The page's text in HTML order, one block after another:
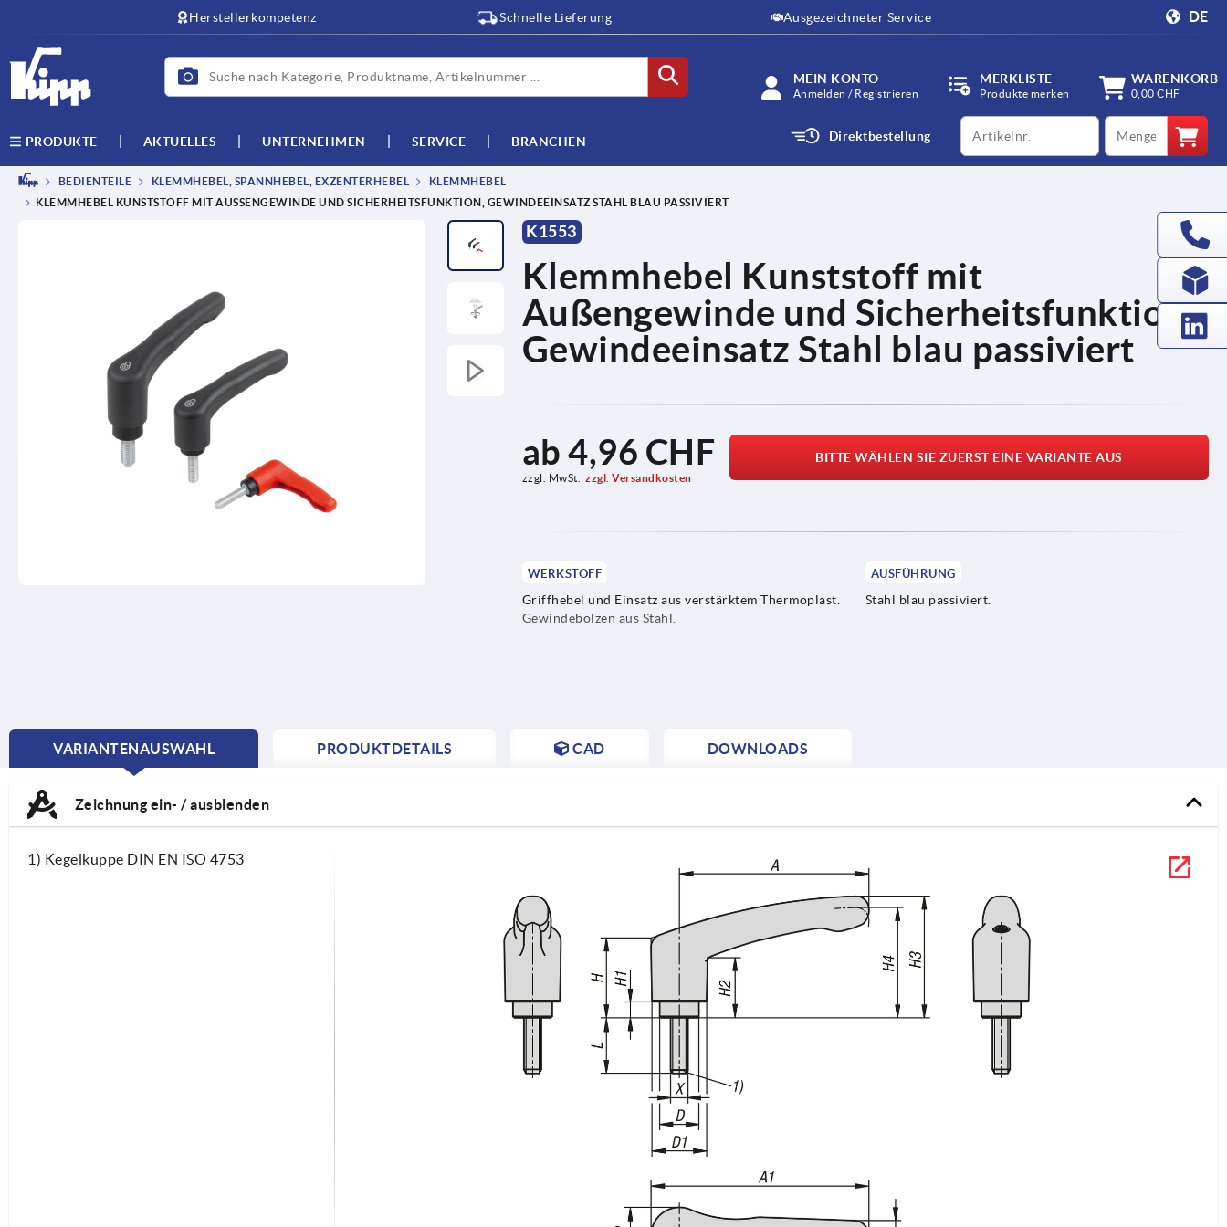
Herstellerkompetenz Schnelle Lieferung Ausgezeichneter Service DE
MEIN KONTO
Anmelden / Registrieren
MERKLISTE
Produkte merken
WARENKORB
0,00 CHF
PRODUKTE AKTUELLES UNTERNEHMEN SERVICE BRANCHEN Direktbestellung
productCode qty
BEDIENTEILE KLEMMHEBEL, SPANNHEBEL, EXZENTERHEBEL
KLEMMHEBEL
KLEMMHEBEL KUNSTSTOFF MIT AUSSENGEWINDE UND SICHERHEITSFUNKTION, GEWINDEEINSATZ STAHL BLAU PASSIVIERT
K1553
Klemmhebel Kunststoff mit
Außengewinde und Sicherheitsfunktion,
Gewindeeinsatz Stahl blau passiviert
ab4,96 CHF
zzgl. MwSt. zzgl. Versandkosten
BITTE WÄHLEN SIE ZUERST EINE VARIANTE AUS
WERKSTOFF
Griffhebel und Einsatz aus verstärktem Thermoplast.
Gewindebolzen aus Stahl.
AUSFÜHRUNG
Stahl blau passiviert.
VARIANTENAUSWAHL
CURRENT
PRODUKTDETAILS CAD DOWNLOADS
Zeichnung ein- / ausblenden
1) Kegelkuppe DIN EN ISO 4753